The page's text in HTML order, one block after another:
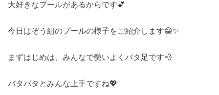
大好きなプールがあるからです💕
今日はぞう組のプールの様子をご紹介します😁✨
まずはじめは、みんなで勢いよくバタ足です💨
バタバタとみんな上手ですね💖